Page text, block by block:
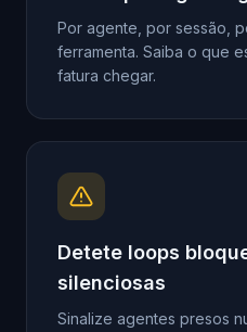
Por agente, por sessão,
ferramenta. Saiba o que
fatura chegar.
Detete loops
silenciosas
Sinalize agentes presos